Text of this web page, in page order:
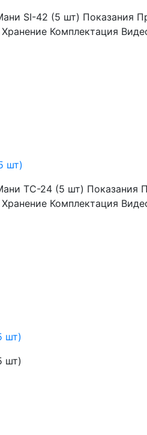
SI-42 (5 шт) Показания
Комплектация
шт)
TC-24 (5 шт) Показания
Комплектация
шт)
шт)